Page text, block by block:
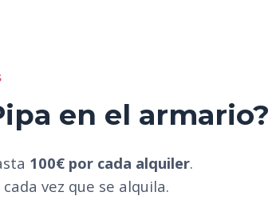
en el armario?
100€ por cada alquiler.
vez que se alquila.